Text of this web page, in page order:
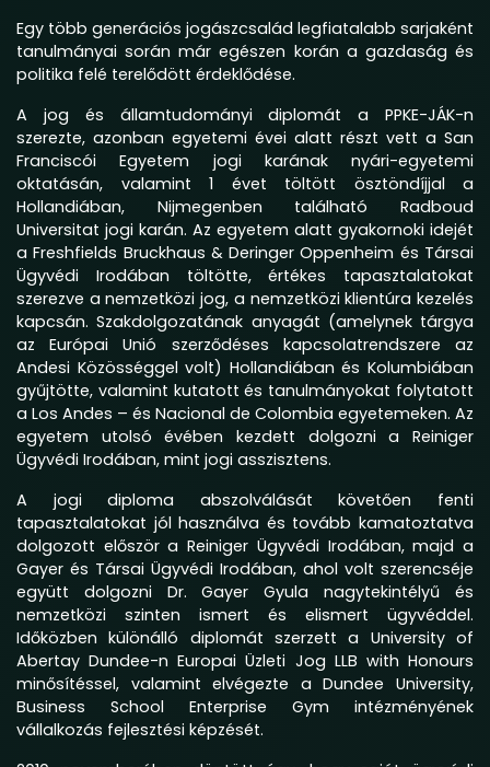
Egy több generációs jogászcsalád legfiatalabb sarjaként
tanulmányai során már egészen korán a gazdaság és
politika felé terelődött érdeklődése.
A jog és államtudományi diplomát a PPKE-JÁK-n
szerezte, azonban egyetemi évei alatt részt vett a San
Franciscói Egyetem jogi karának nyári-egyetemi
oktatásán, valamint 1 évet töltött ösztöndíjjal a
Hollandiában, Nijmegenben található Radboud
Universitat jogi karán. Az egyetem alatt gyakornoki idejét
a Freshfields Bruckhaus & Deringer Oppenheim és Társai
Ügyvédi Irodában töltötte, értékes tapasztalatokat
szerezve a nemzetközi jog, a nemzetközi klientúra kezelés
kapcsán. Szakdolgozatának anyagát (amelynek tárgya
az Európai Unió szerződéses kapcsolatrendszere az
Andesi Közösséggel volt) Hollandiában és Kolumbiában
gyűjtötte, valamint kutatott és tanulmányokat folytatott
a Los Andes – és Nacional de Colombia egyetemeken. Az
egyetem utolsó évében kezdett dolgozni a Reiniger
Ügyvédi Irodában, mint jogi asszisztens.
A jogi diploma abszolválását követően fenti
tapasztalatokat jól használva és tovább kamatoztatva
dolgozott először a Reiniger Ügyvédi Irodában, majd a
Gayer és Társai Ügyvédi Irodában, ahol volt szerencséje
együtt dolgozni Dr. Gayer Gyula nagytekintélyű és
nemzetközi szinten ismert és elismert ügyvéddel.
Időközben különálló diplomát szerzett a University of
Abertay Dundee-n Europai Üzleti Jog LLB with Honours
minősítéssel, valamint elvégezte a Dundee University,
Business School Enterprise Gym intézményének
vállalkozás fejlesztési képzését.